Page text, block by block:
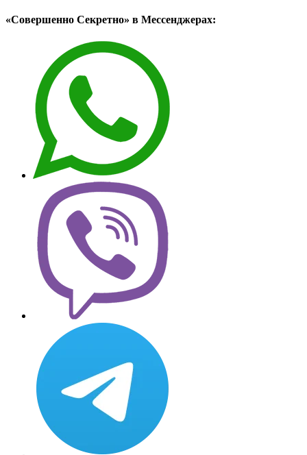
«Совершенно Секретно» в Мессенджерах: